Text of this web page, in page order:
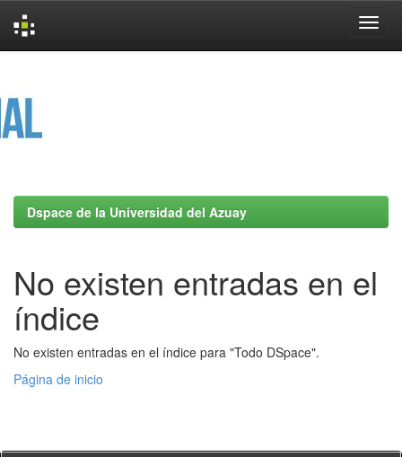
Dspace de la Universidad del Azuay
No existen entradas en el
índice
No existen entradas en el índice para "Todo DSpace".
Página de inicio